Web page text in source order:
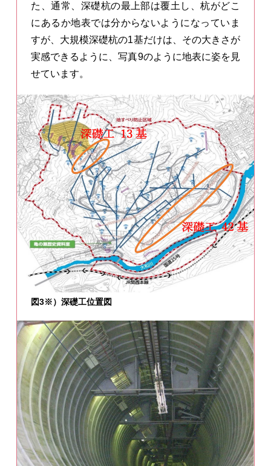
た、通常、深礎杭の最上部は覆土し、杭がどこ
にあるか地表では分からないようになっていま
すが、大規模深礎杭の1基だけは、その大きさが
実感できるように、写真9のように地表に姿を見
せています。
図3※）深礎工位置図